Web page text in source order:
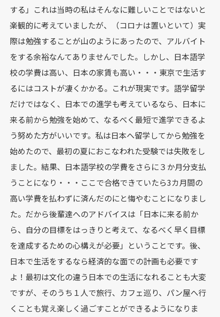
する」これは当時の私はそんなに難しいことではないと
楽観的に考えていましたが、（コロナは置いといて）実
際は勉強することが山のようにあったので、アルバイト
をする余裕なんてありませんでした。しかし、日本語学
校の学費は高い、日本の家賃も高い・・・東京で生活す
るにはコストが凄くかかる。これが現実です。語学留学
だけではなく、日本での進学も考えているなら、日本に
来る前から勉強を始めて、なるべく最短で進学できるよ
う努めた方がいいです。私は日本へ留学してから勉強を
始めたので、最初の夏におこなわれた受験では失敗をし
ました。結果、日本語学校の学費をさらに３か月分支払
うことになり・・・ここで合格できていたら3カ月間の
高い学費を払わずに済んだのにと悔やむことになりまし
た。だから後輩達へのアドバイスは「日本に来る前か
ら、自分の目標をはっきりと考えて、なるべく早く目標
を達成するための心構えが必要」ということです。後、
日本で生活をするなら経済的な面での計画も必要です
よ！最初は文化の違う日本での生活になれることも大変
ですが、そのうち１人で旅行、カフェ巡り、パン屋へ行
くことも覚え楽しく過ごすことができるようになりま